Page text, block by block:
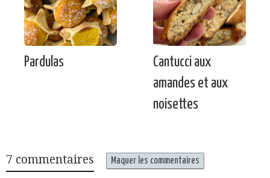
Pardulas
Cantucci aux
amandes et aux
noisettes
7 commentaires Maquer les commentaires